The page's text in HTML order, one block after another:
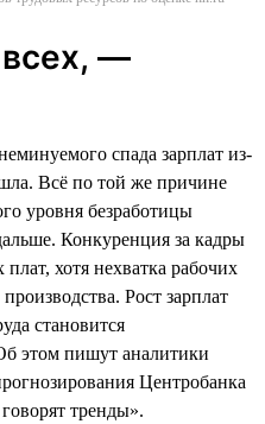
всех, —
спада зарплат из-
Всё по той же причине
уровня безработицы
Конкуренция за кадры
хотя нехватка рабочих
Рост зарплат
становится
этом пишут аналитики
Центробанка
тренды».